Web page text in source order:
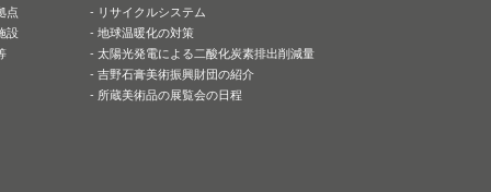
点
設
リサイクルシステム
地球温暖化の対策
太陽光発電による二酸化炭素排出削減量
吉野石膏美術振興財団の紹介
所蔵美術品の展覧会の日程